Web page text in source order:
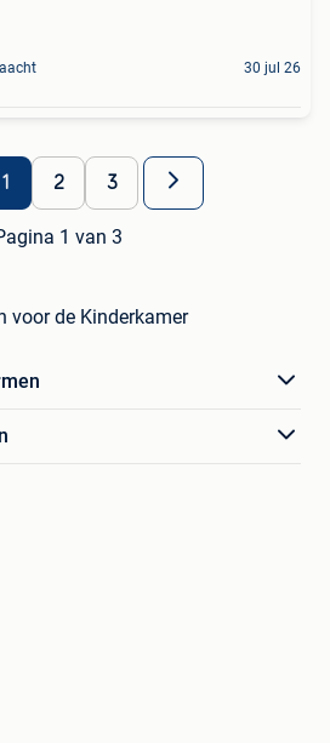
30 jul 26
1 2 3
1 van 3
voor de Kinderkamer